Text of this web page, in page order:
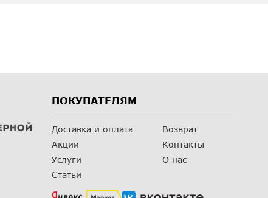
ПОКУПАТЕЛЯМ
Доставка и оплата
Акции
Услуги
Статьи
Возврат
Контакты
О нас